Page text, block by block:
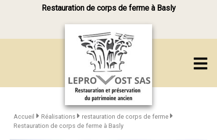
Restauration de corps de ferme à Basly
Accueil Réalisations
restauration de corps de ferme
Restauration de corps de ferme à Basly